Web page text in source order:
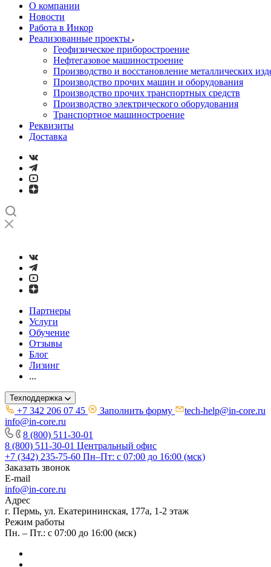
О компании
Новости
Работа в Инкор
Реализованные проекты
Геофизическое приборостроение
Нефтегазовое машиностроение
Производство и восстановление металлических
Производство прочих машин и оборудования
Производство прочих транспортных средств
Производство электрического оборудования
Транспортное машиностроение
Реквизиты
Доставка
Партнеры
Услуги
Обучение
Отзывы
Блог
Лизинг
...
Техподдержка
+7 342 206 07 45 Заполнить форму
tech-help@in-core.ru
info@in-core.ru
8 (800) 511-30-01
8 (800) 511-30-01 Центральный офис
+7 (342) 235-75-60 Пн–Пт: с 07:00 до 16:00 (мск)
Заказать звонок
E-mail
info@in-core.ru
Адрес
г. Пермь, ул. ​Екатерининская, 177а, ​1-2 этаж
Режим работы
Пн. – Пт.: с 07:00 до 16:00 (мск)